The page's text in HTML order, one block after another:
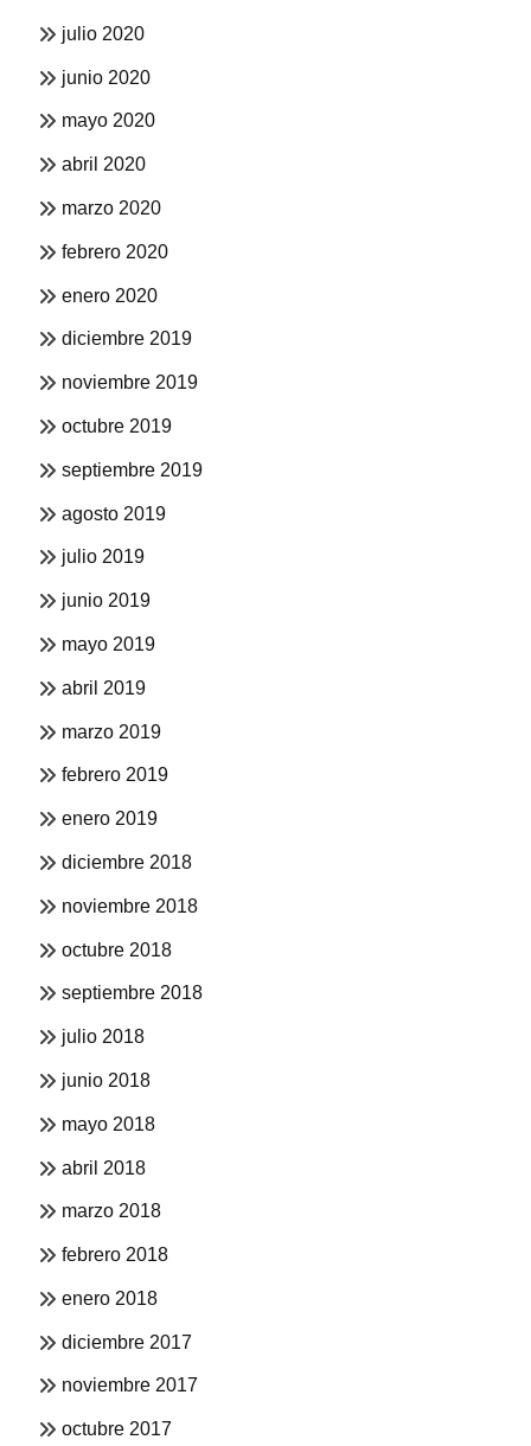
julio 2020
junio 2020
mayo 2020
abril 2020
marzo 2020
febrero 2020
enero 2020
diciembre 2019
noviembre 2019
octubre 2019
septiembre 2019
agosto 2019
julio 2019
junio 2019
mayo 2019
abril 2019
marzo 2019
febrero 2019
enero 2019
diciembre 2018
noviembre 2018
octubre 2018
septiembre 2018
julio 2018
junio 2018
mayo 2018
abril 2018
marzo 2018
febrero 2018
enero 2018
diciembre 2017
noviembre 2017
octubre 2017